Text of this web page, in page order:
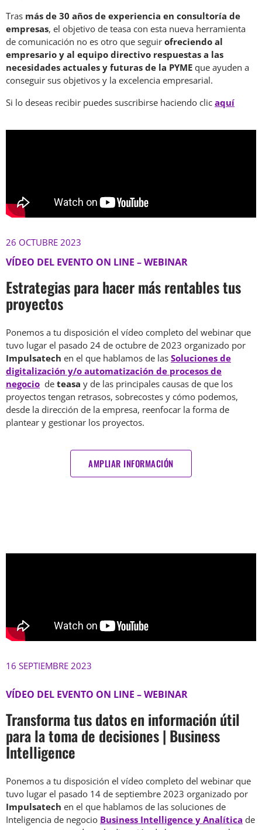
Tras más de 30 años de experiencia en consultoría de
empresas, el objetivo de teasa con esta nueva herramienta
de comunicación no es otro que seguir ofreciendo al
empresario y al equipo directivo respuestas a las
necesidades actuales y futuras de la PYME que ayuden a
conseguir sus objetivos y la excelencia empresarial.
Si lo deseas recibir puedes suscribirse haciendo clic aquí
26 OCTUBRE 2023
VÍDEO DEL EVENTO ON LINE – WEBINAR
Estrategias para hacer más rentables tus
proyectos
Ponemos a tu disposición el vídeo completo del webinar que
tuvo lugar el pasado 24 de octubre de 2023 organizado por
Impulsatech en el que hablamos de las Soluciones de
digitalización y/o automatización de procesos de
negocio de teasa y de las principales causas de que los
proyectos tengan retrasos, sobrecostes y cómo podemos,
desde la dirección de la empresa, reenfocar la forma de
plantear y gestionar los proyectos.
AMPLIAR INFORMACIÓN
16 SEPTIEMBRE 2023
VÍDEO DEL EVENTO ON LINE – WEBINAR
Transforma tus datos en información útil
para la toma de decisiones | Business
Intelligence
Ponemos a tu disposición el vídeo completo del webinar que
tuvo lugar el pasado 14 de septiembre 2023 organizado por
Impulsatech en el que hablamos de las soluciones de
Inteligencia de negocio Business Intelligence y Analítica de